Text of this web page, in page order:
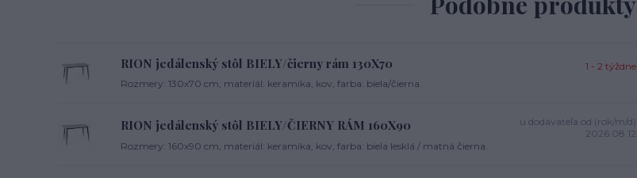
RION jedálenský stôl BIELY/čierny rám 130X70
Rozmery: 130x70 cm, materiál: keramika, kov, farba: biela/čierna.
1 - 2 týždne
RION jedálenský stôl BIELY/ČIERNY RÁM 160X90
Rozmery: 160x90 cm, materiál: keramika, kov, farba: biela lesklá / matná čierna.
u dodávateľa od (rok/m/d)
2026.08.12